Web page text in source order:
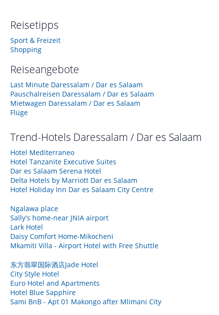
Reisetipps
Sport & Freizeit
Shopping
Reiseangebote
Last Minute Daressalam / Dar es Salaam
Pauschalreisen Daressalam / Dar es Salaam
Mietwagen Daressalam / Dar es Salaam
Flüge
Trend-Hotels Daressalam / Dar es Salaam
Hotel Mediterraneo
Hotel Tanzanite Executive Suites
Dar es Salaam Serena Hotel
Delta Hotels by Marriott Dar es Salaam
Hotel Holiday Inn Dar es Salaam City Centre
Ngalawa place
Sally's home-near JNIA airport
Lark Hotel
Daisy Comfort Home-Mikocheni
Mkamiti Villa - Airport Hotel with Free Shuttle
东方翡翠国际酒店Jade Hotel
City Style Hotel
Euro Hotel and Apartments
Hotel Blue Sapphire
Sami BnB - Apt 01 Makongo after Mlimani City